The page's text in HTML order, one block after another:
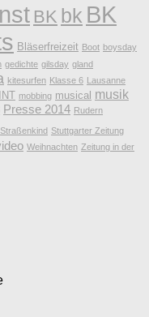
BK bk BK
Bläserfreizeit Boot boysday
gedichte gilsday gland
kitesurfen Klasse 6 Lausanne
mobbing musical musik
Presse 2014 Rudern
Straßenkind Stuttgarter Zeitung
Weihnachten Zeitung in der